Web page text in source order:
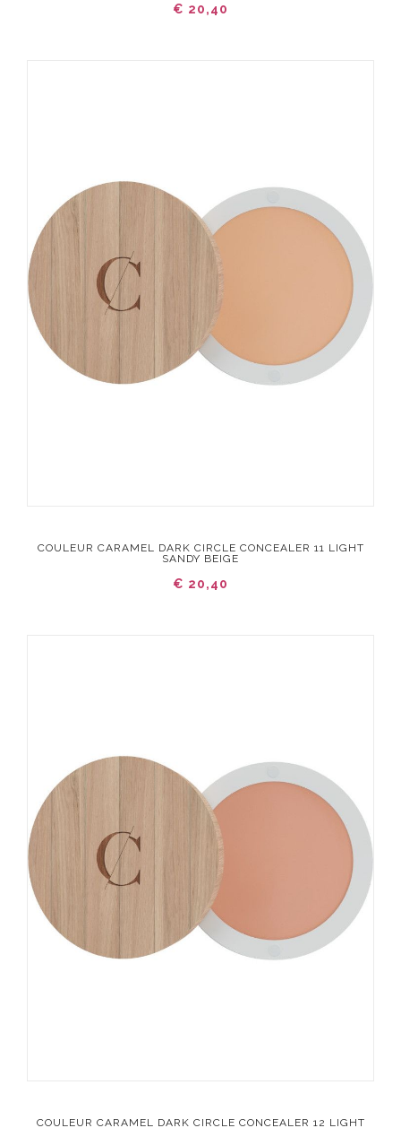
€ 20,40
COULEUR CARAMEL DARK CIRCLE CONCEALER 11 LIGHT
SANDY BEIGE
€ 20,40
COULEUR CARAMEL DARK CIRCLE CONCEALER 12 LIGHT